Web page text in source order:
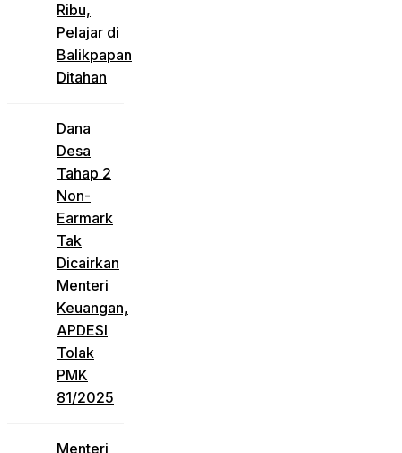
Ribu,
Pelajar di
Balikpapan
Ditahan
Dana
Desa
Tahap 2
Non-
Earmark
Tak
Dicairkan
Menteri
Keuangan,
APDESI
Tolak
PMK
81/2025
Menteri